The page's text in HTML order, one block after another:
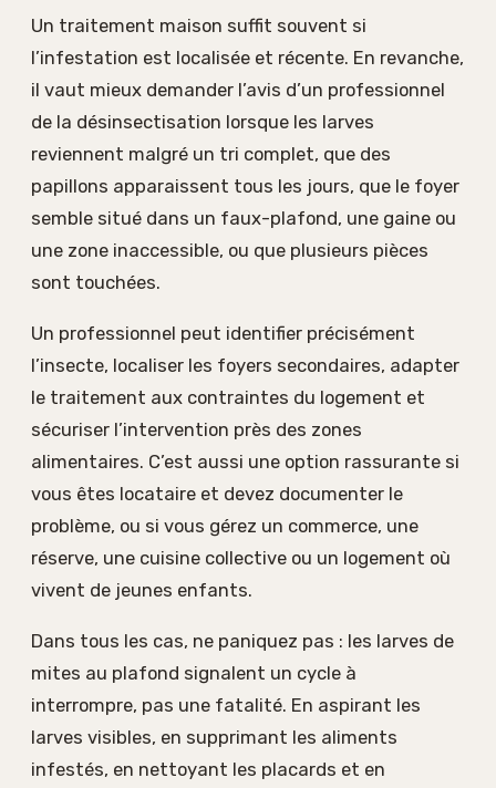
Un traitement maison suffit souvent si
l’infestation est localisée et récente. En revanche,
il vaut mieux demander l’avis d’un professionnel
de la désinsectisation lorsque les larves
reviennent malgré un tri complet, que des
papillons apparaissent tous les jours, que le foyer
semble situé dans un faux-plafond, une gaine ou
une zone inaccessible, ou que plusieurs pièces
sont touchées.
Un professionnel peut identifier précisément
l’insecte, localiser les foyers secondaires, adapter
le traitement aux contraintes du logement et
sécuriser l’intervention près des zones
alimentaires. C’est aussi une option rassurante si
vous êtes locataire et devez documenter le
problème, ou si vous gérez un commerce, une
réserve, une cuisine collective ou un logement où
vivent de jeunes enfants.
Dans tous les cas, ne paniquez pas : les larves de
mites au plafond signalent un cycle à
interrompre, pas une fatalité. En aspirant les
larves visibles, en supprimant les aliments
infestés, en nettoyant les placards et en